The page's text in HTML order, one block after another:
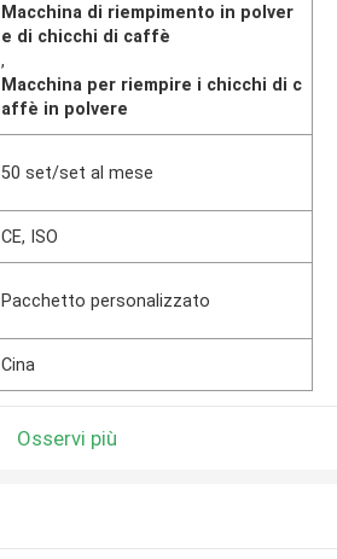
Macchina di riempimento in polver
e di chicchi di caffè
,
Macchina per riempire i chicchi di c
affè in polvere
50 set/set al mese
CE, ISO
Pacchetto personalizzato
Cina
Osservi più